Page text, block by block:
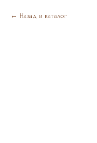
Назад в каталог